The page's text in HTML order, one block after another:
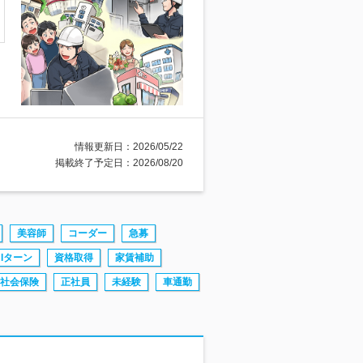
情報更新日：2026/05/22
掲載終了予定日：2026/08/20
美容師 コーダー 急募
Iターン 資格取得 家賃補助
社会保険 正社員 未経験 車通勤